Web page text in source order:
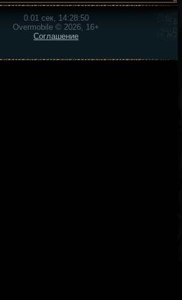
0.01 сек, 14:28:50
Overmobile © 2026, 16+
Соглашение